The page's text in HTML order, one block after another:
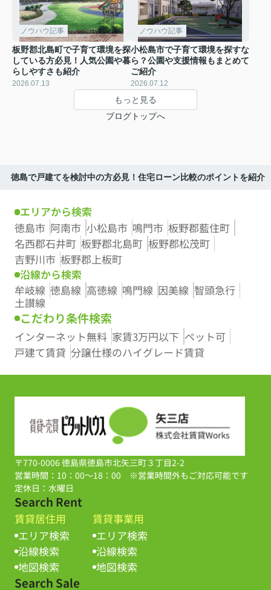
ノウハウ記事
板野郡北島町で子育て環境を探
している方必見！人気公園や暮
らしやすさも紹介
2026.07.13
ノウハウ記事
小松島市で子育て環境を探すな
ら？公園や支援情報もまとめて
ご紹介
2026.07.12
もっと見る
ブログトップへ
徳島で戸建てを検討中の方必見！住宅ローン比較のポイントを紹介
エリアから検索
徳島市 阿南市 小松島市 鳴門市 板野郡藍住町
名西郡石井町 板野郡北島町 板野郡松茂町
吉野川市 板野郡上板町
沿線から検索
牟岐線 徳島線 高徳線 鳴門線 因美線 智頭急行
土讃線
こだわり条件検索
インターネット無料 家賃3万円以下 ペット可
戸建て賃貸 分譲仕様のハイグレード賃貸
〒770-0006 徳島県徳島市北矢三町３丁目2-2
営業時間：10：00～18：00 ※営業時間外もご対応可能です
定休日：水曜日
Search Rent
賃貸居住用
エリア検索
沿線検索
地図検索
賃貸事業用
エリア検索
沿線検索
地図検索
Search Sale